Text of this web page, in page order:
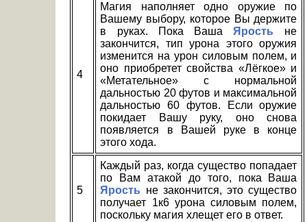
4
Магия наполняет одно оружие по
Вашему выбору, которое Вы держите
в руках. Пока ВашаЯрость не
закончится, тип урона этого оружия
изменится на урон силовым полем, и
оно приобретет свойства «Лёгкое» и
«Метательное» с нормальной
дальностью 20 футов и максимальной
дальностью 60 футов. Если оружие
покидает Вашу руку, оно снова
появляется в Вашей руке в конце
этого хода.
5
Каждый раз, когда существо попадает
по Вам атакой до того, пока Ваша
Ярость не закончится, это существо
получает 1к6 урона силовым полем,
поскольку магия хлещет его в ответ.